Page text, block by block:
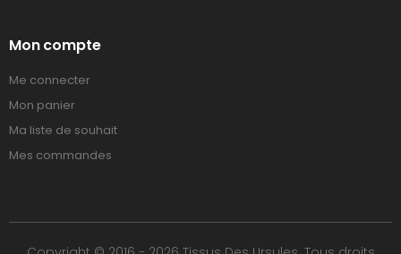
Mon compte
Me connecter
Mon panier
Ma liste de souhait
Mes commandes